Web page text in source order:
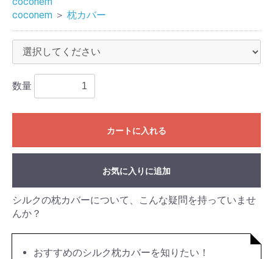
coconem ＞ 枕カバー
数量
カートに入れる
お気に入りに追加
シルクの枕カバーについて、こんな疑問を持っていませ
んか？
おすすめのシルク枕カバーを知りたい！